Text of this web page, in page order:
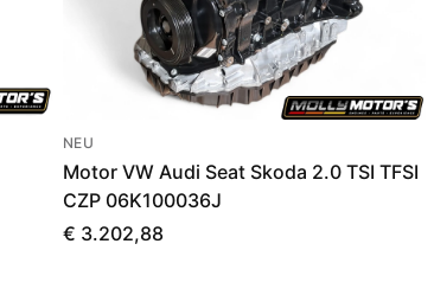
NEU
Motor VW Audi Seat Skoda 2.0 TSI TFSI
CZP 06K100036J
€ 3.202,88